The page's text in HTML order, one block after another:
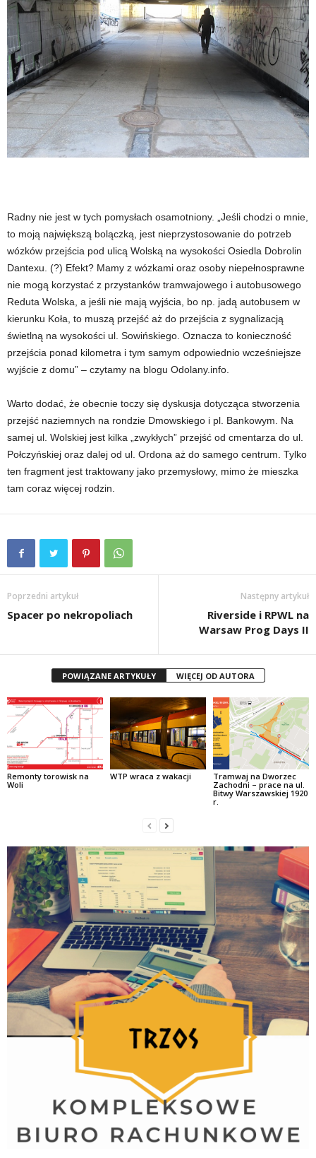
Radny nie jest w tych pomysłach osamotniony. „Jeśli chodzi o mnie,
to moją największą bolączką, jest nieprzystosowanie do potrzeb
wózków przejścia pod ulicą Wolską na wysokości Osiedla Dobrolin
Dantexu. (?) Efekt? Mamy z wózkami oraz osoby niepełnosprawne
nie mogą korzystać z przystanków tramwajowego i autobusowego
Reduta Wolska, a jeśli nie mają wyjścia, bo np. jadą autobusem w
kierunku Koła, to muszą przejść aż do przejścia z sygnalizacją
świetlną na wysokości ul. Sowińskiego. Oznacza to konieczność
przejścia ponad kilometra i tym samym odpowiednio wcześniejsze
wyjście z domu” – czytamy na blogu Odolany.info.
Warto dodać, że obecnie toczy się dyskusja dotycząca stworzenia
przejść naziemnych na rondzie Dmowskiego i pl. Bankowym. Na
samej ul. Wolskiej jest kilka „zwykłych” przejść od cmentarza do ul.
Połczyńskiej oraz dalej od ul. Ordona aż do samego centrum. Tylko
ten fragment jest traktowany jako przemysłowy, mimo że mieszka
tam coraz więcej rodzin.
Poprzedni artykuł
Spacer po nekropoliach
Następny artykuł
Riverside i RPWL na
Warsaw Prog Days II
POWIĄZANE ARTYKUŁY WIĘCEJ OD AUTORA
Remonty torowisk na
Woli
WTP wraca z wakacji
Tramwaj na Dworzec
Zachodni – prace na ul.
Bitwy Warszawskiej 1920
r.